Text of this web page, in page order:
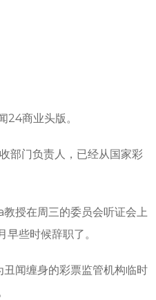
商业头版。
门负责人，已经从国家彩
在周三的委员会听证会上
些时候辞职了。
闻缠身的彩票监管机构临时